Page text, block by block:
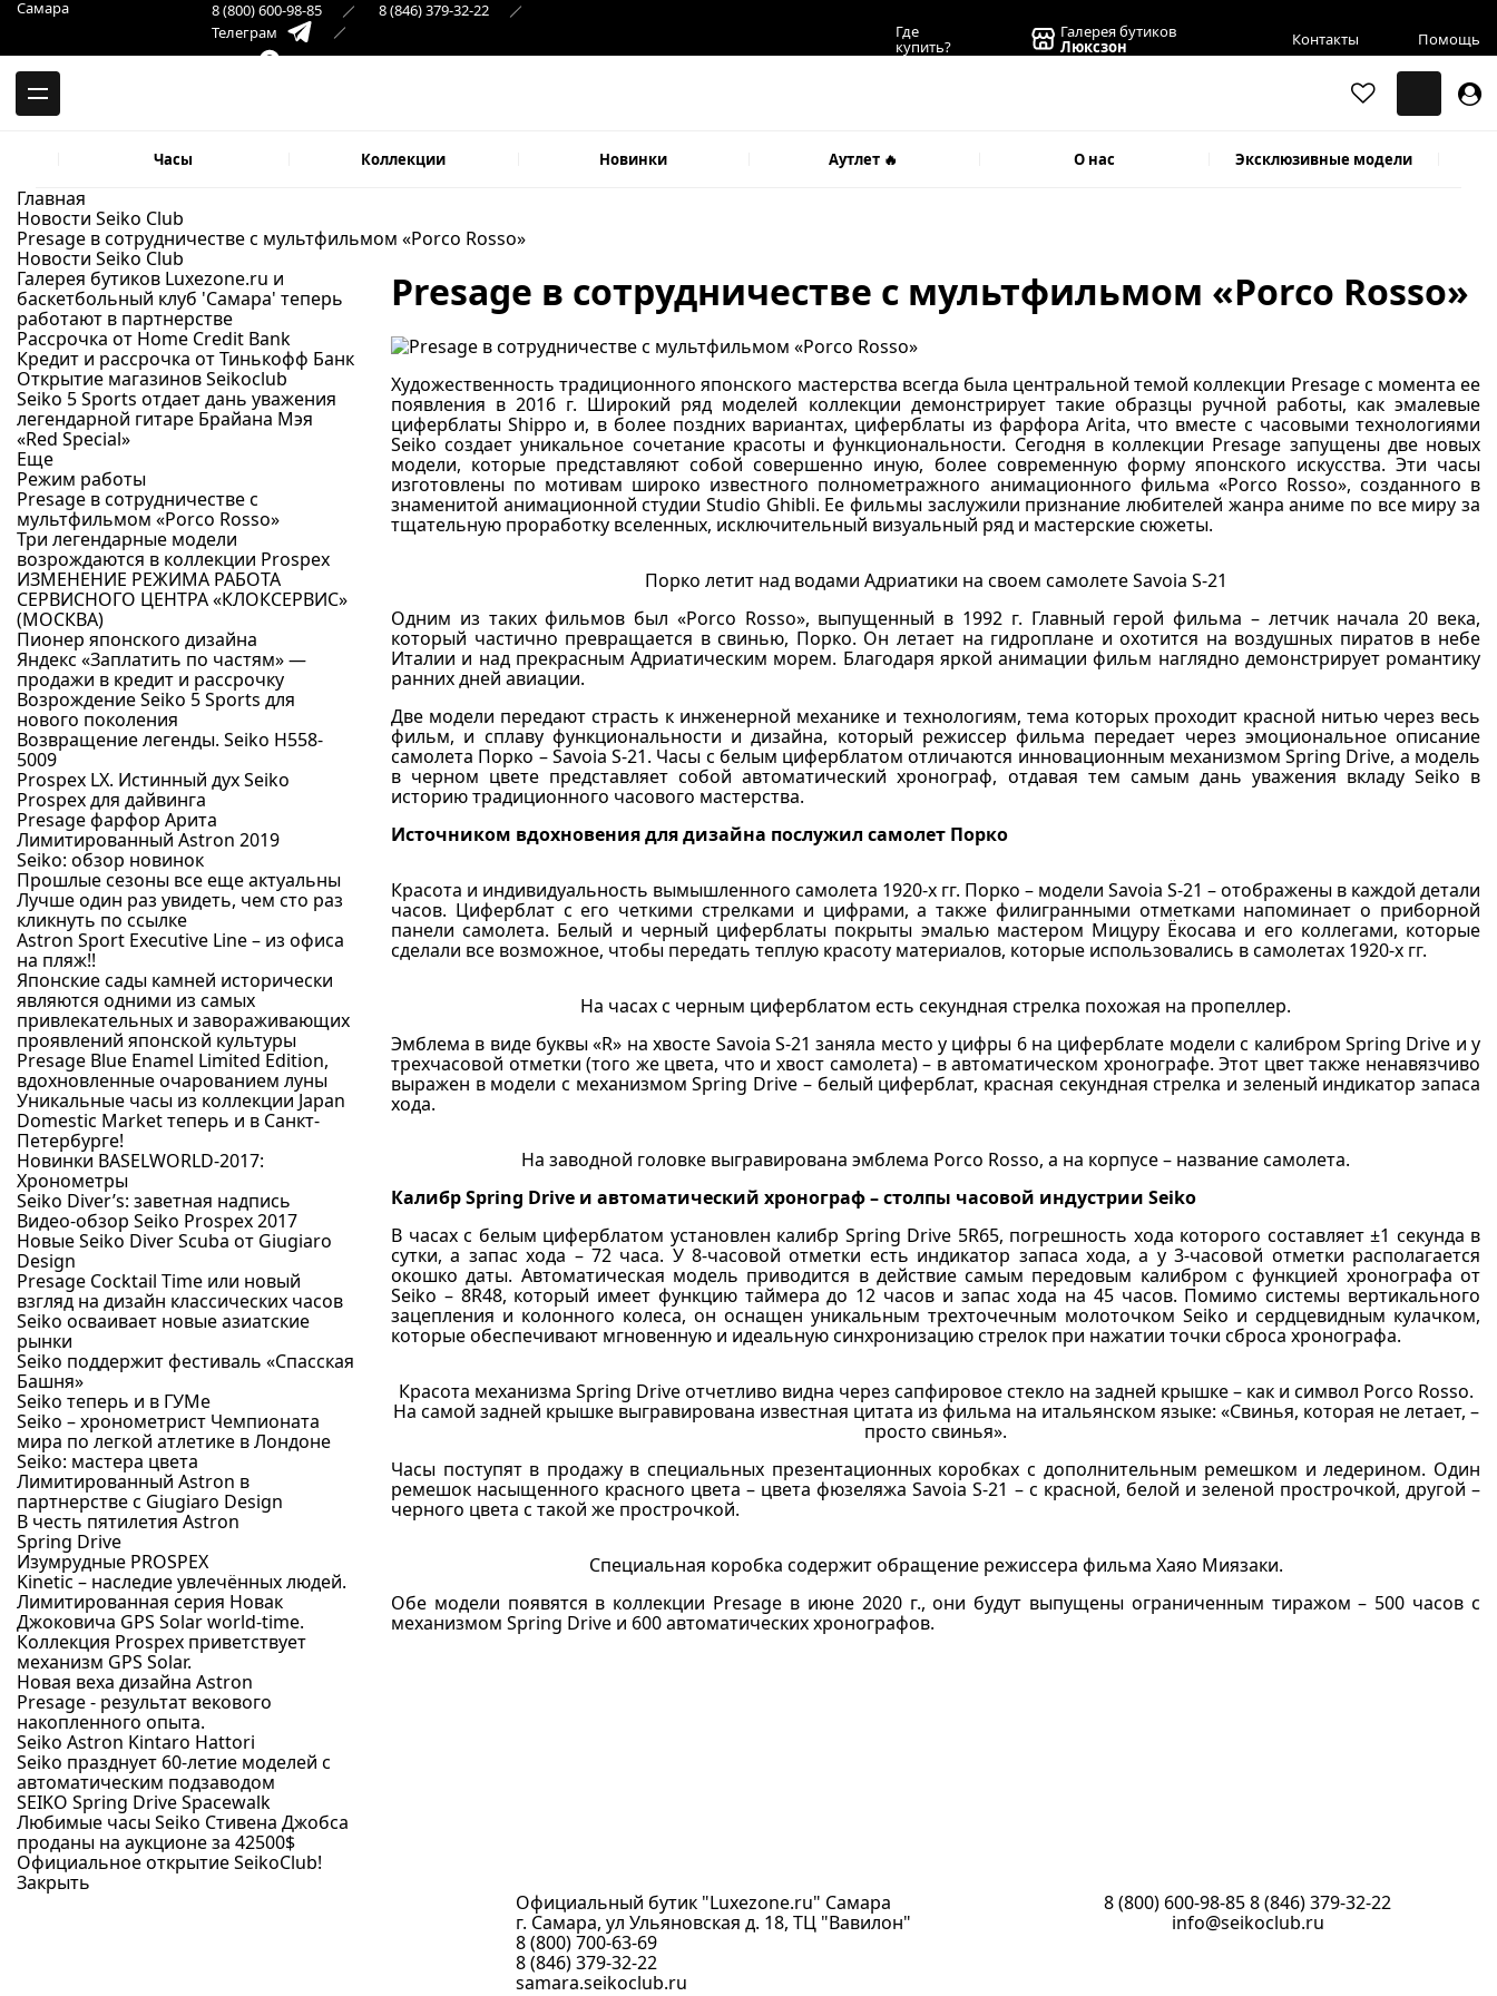
Самара
Москва и вся Россия
Самара
8 (846) 379-32-22
8 (800) 600-98-85
8 (846) 379-32-22
Телеграм
Макс
Где
купить?
Галерея бутиков
Люксзон Контакты Помощь
Часы Коллекции Новинки Аутлет 🔥 О нас Эксклюзивные модели
Главная
Новости Seiko Club
Presage в сотрудничестве с мультфильмом «Porco Rosso»
Новости Seiko Club
Галерея бутиков Luxezone.ru и
баскетбольный клуб 'Самара' теперь
работают в партнерстве
Рассрочка от Home Credit Bank
Кредит и рассрочка от Тинькофф Банк
Открытие магазинов Seikoclub
Seiko 5 Sports отдает дань уважения
легендарной гитаре Брайана Мэя
«Red Special»
Еще
Режим работы
Presage в сотрудничестве с
мультфильмом «Porco Rosso»
Три легендарные модели
возрождаются в коллекции Prospex
ИЗМЕНЕНИЕ РЕЖИМА РАБОТА
СЕРВИСНОГО ЦЕНТРА «КЛОКСЕРВИС»
(МОСКВА)
Пионер японского дизайна
Яндекс «Заплатить по частям» —
продажи в кредит и рассрочку
Возрождение Seiko 5 Sports для
нового поколения
Возвращение легенды. Seiko H558-
5009
Prospex LX. Истинный дух Seiko
Prospex для дайвинга
Presage фарфор Арита
Лимитированный Astron 2019
Seiko: обзор новинок
Прошлые сезоны все еще актуальны
Лучше один раз увидеть, чем сто раз
кликнуть по ссылке
Astron Sport Executive Line – из офиса
на пляж!!
Японские сады камней исторически
являются одними из самых
привлекательных и завораживающих
проявлений японской культуры
Presage Blue Enamel Limited Edition,
вдохновленные очарованием луны
Уникальные часы из коллекции Japan
Domestic Market теперь и в Санкт-
Петербурге!
Новинки BASELWORLD-2017:
Хронометры
Seiko Diver’s: заветная надпись
Видео-обзор Seiko Prospex 2017
Новые Seiko Diver Scuba от Giugiaro
Design
Presage Cocktail Time или новый
взгляд на дизайн классических часов
Seiko осваивает новые азиатские
рынки
Seiko поддержит фестиваль «Спасская
Башня»
Seiko теперь и в ГУМе
Seiko – хронометрист Чемпионата
мира по легкой атлетике в Лондоне
Seiko: мастера цвета
Лимитированный Astron в
партнерстве с Giugiaro Design
В честь пятилетия Astron
Spring Drive
Изумрудные PROSPEX
Kinetic – наследие увлечённых людей.
Лимитированная серия Новак
Джоковича GPS Solar world-time.
Коллекция Prospex приветствует
механизм GPS Solar.
Новая веха дизайна Astron
Presage - результат векового
накопленного опыта.
Seiko Astron Kintaro Hattori
Seiko празднует 60-летие моделей с
автоматическим подзаводом
SEIKO Spring Drive Spacewalk
Любимые часы Seiko Стивена Джобса
проданы на аукционе за 42500$
Официальное открытие SeikoClub!
Закрыть
Presage в сотрудничестве с мультфильмом «Porco Rosso»
Художественность традиционного японского мастерства всегда была центральной темой коллекции Presage с момента ее
появления в 2016 г. Широкий ряд моделей коллекции демонстрирует такие образцы ручной работы, как эмалевые
циферблаты Shippo и, в более поздних вариантах, циферблаты из фарфора Arita, что вместе с часовыми технологиями
Seiko создает уникальное сочетание красоты и функциональности. Сегодня в коллекции Presage запущены две новых
модели, которые представляют собой совершенно иную, более современную форму японского искусства. Эти часы
изготовлены по мотивам широко известного полнометражного анимационного фильма «Porco Rosso», созданного в
знаменитой анимационной студии Studio Ghibli. Ее фильмы заслужили признание любителей жанра аниме по все миру за
тщательную проработку вселенных, исключительный визуальный ряд и мастерские сюжеты.
Порко летит над водами Адриатики на своем самолете Savoia S-21
Одним из таких фильмов был «Porco Rosso», выпущенный в 1992 г. Главный герой фильма – летчик начала 20 века,
который частично превращается в свинью, Порко. Он летает на гидроплане и охотится на воздушных пиратов в небе
Италии и над прекрасным Адриатическим морем. Благодаря яркой анимации фильм наглядно демонстрирует романтику
ранних дней авиации.
Две модели передают страсть к инженерной механике и технологиям, тема которых проходит красной нитью через весь
фильм, и сплаву функциональности и дизайна, который режиссер фильма передает через эмоциональное описание
самолета Порко – Savoia S-21. Часы с белым циферблатом отличаются инновационным механизмом Spring Drive, а модель
в черном цвете представляет собой автоматический хронограф, отдавая тем самым дань уважения вкладу Seiko в
историю традиционного часового мастерства.
Источником вдохновения для дизайна послужил самолет Порко
Красота и индивидуальность вымышленного самолета 1920-х гг. Порко – модели Savoia S-21 – отображены в каждой детали
часов. Циферблат с его четкими стрелками и цифрами, а также филигранными отметками напоминает о приборной
панели самолета. Белый и черный циферблаты покрыты эмалью мастером Мицуру Ёкосава и его коллегами, которые
сделали все возможное, чтобы передать теплую красоту материалов, которые использовались в самолетах 1920-х гг.
На часах с черным циферблатом есть секундная стрелка похожая на пропеллер.
Эмблема в виде буквы «R» на хвосте Savoia S-21 заняла место у цифры 6 на циферблате модели с калибром Spring Drive и у
трехчасовой отметки (того же цвета, что и хвост самолета) – в автоматическом хронографе. Этот цвет также ненавязчиво
выражен в модели с механизмом Spring Drive – белый циферблат, красная секундная стрелка и зеленый индикатор запаса
хода.
На заводной головке выгравирована эмблема Porco Rosso, а на корпусе – название самолета.
Калибр Spring Drive и автоматический хронограф – столпы часовой индустрии Seiko
В часах с белым циферблатом установлен калибр Spring Drive 5R65, погрешность хода которого составляет ±1 секунда в
сутки, а запас хода – 72 часа. У 8-часовой отметки есть индикатор запаса хода, а у 3-часовой отметки располагается
окошко даты. Автоматическая модель приводится в действие самым передовым калибром с функцией хронографа от
Seiko – 8R48, который имеет функцию таймера до 12 часов и запас хода на 45 часов. Помимо системы вертикального
зацепления и колонного колеса, он оснащен уникальным трехточечным молоточком Seiko и сердцевидным кулачком,
которые обеспечивают мгновенную и идеальную синхронизацию стрелок при нажатии точки сброса хронографа.
Красота механизма Spring Drive отчетливо видна через сапфировое стекло на задней крышке – как и символ Porco Rosso.
На самой задней крышке выгравирована известная цитата из фильма на итальянском языке: «Свинья, которая не летает, –
просто свинья».
Часы поступят в продажу в специальных презентационных коробках с дополнительным ремешком и ледерином. Один
ремешок насыщенного красного цвета – цвета фюзеляжа Savoia S-21 – с красной, белой и зеленой прострочкой, другой –
черного цвета с такой же прострочкой.
Специальная коробка содержит обращение режиссера фильма Хаяо Миязаки.
Обе модели появятся в коллекции Presage в июне 2020 г., они будут выпущены ограниченным тиражом – 500 часов с
механизмом Spring Drive и 600 автоматических хронографов.
Официальный бутик "Luxezone.ru" Самара
г. Самара, ул Ульяновская д. 18, ТЦ "Вавилон"
8 (800) 700-63-69
8 (846) 379-32-22
samara.seikoclub.ru
8 (800) 600-98-858 (846) 379-32-22
info@seikoclub.ru